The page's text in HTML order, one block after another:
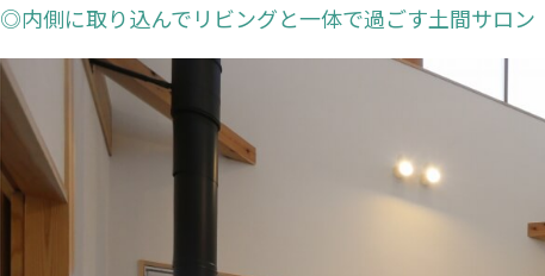
◎内側に取り込んでリビングと一体で過ごす土間サロン